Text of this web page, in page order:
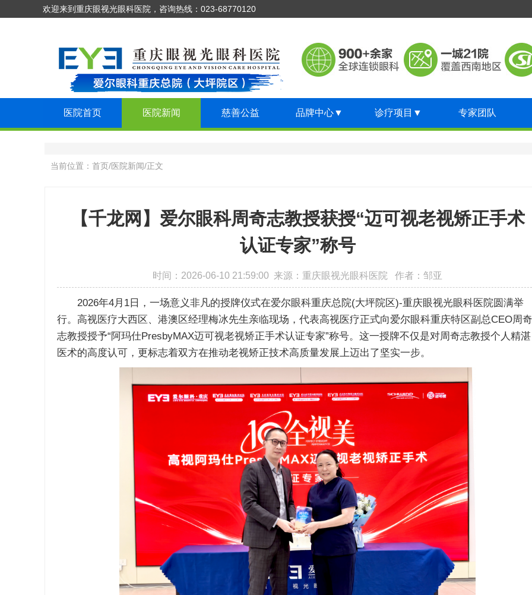
欢迎来到重庆眼视光眼科医院，咨询热线：023-68770120
医院首页 医院新闻 慈善公益 品牌中心▼ 诊疗项目 ▼ 专家团队
当前位置： 首页/医院新闻/正文
【千龙网】爱尔眼科周奇志教授获授“迈可视老视矫正手术
认证专家”称号
时间：2026-06-10 21:59:00 来源：重庆眼视光眼科医院 作者：邹亚
2026年4月1日，一场意义非凡的授牌仪式在爱尔眼科重庆总院(大坪院区)-重庆眼视光眼科医院圆满举
行。高视医疗大西区、港澳区经理梅冰先生亲临现场，代表高视医疗正式向爱尔眼科重庆特区副总CEO周奇
志教授授予“阿玛仕PresbyMAX迈可视老视矫正手术认证专家”称号。这一授牌不仅是对周奇志教授个人精湛
医术的高度认可，更标志着双方在推动老视矫正技术高质量发展上迈出了坚实一步。